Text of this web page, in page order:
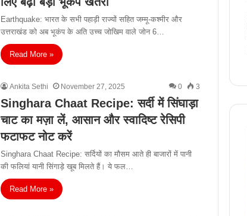
Earthquake: भारत के सभी पहाड़ी राज्यों सहित जम्मू-कश्मीर और
उत्तराखंड को अब भूकंप के अति उच्च जोखिम वाले जोन 6…
Read More »
Ankita Sethi November 27, 2025 0 3
Singhara Chaat Recipe: सर्दी में सिंघाड़ा
चाट का मज़ा लें, आसान और स्वादिष्ट रेसिपी
फटाफट नोट करें
Singhara Chaat Recipe: सर्दियों का मौसम आते ही बाजारों में पानी
की फलियां यानी सिंगाड़े खूब मिलते हैं। ये फल…
Read More »